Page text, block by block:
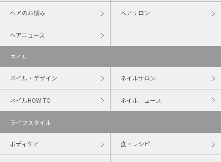
ヘアのお悩み ヘアサロン
ヘアニュース
ネイル
ネイル・デザイン ネイルサロン
ネイルHOW TO ネイルニュース
ライフスタイル
ボディケア 食・レシピ